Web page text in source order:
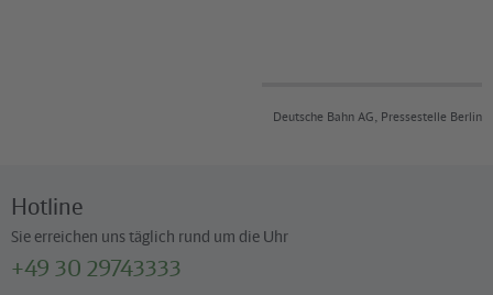
Deutsche Bahn AG, Pressestelle Berlin
Hotline
Sie erreichen uns täglich rund um die Uhr
+49 30 29743333